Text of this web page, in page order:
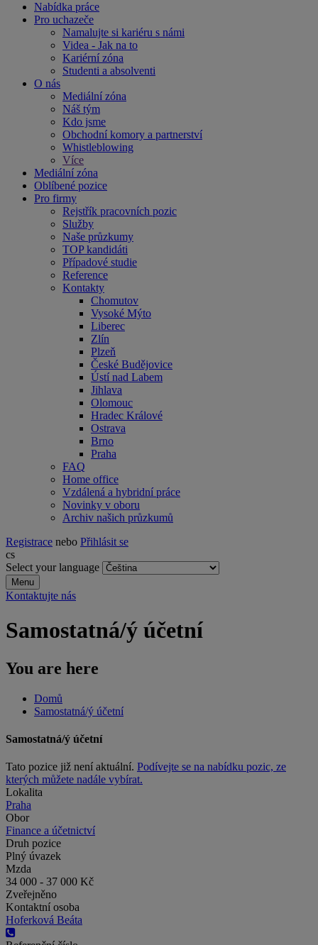
Nabídka práce
Pro uchazeče
Namalujte si kariéru s námi
Videa - Jak na to
Kariérní zóna
Studenti a absolventi
O nás
Mediální zóna
Náš tým
Kdo jsme
Obchodní komory a partnerství
Whistleblowing
Více
Mediální zóna
Oblíbené pozice
Pro firmy
Rejstřík pracovních pozic
Služby
Naše průzkumy
TOP kandidáti
Případové studie
Reference
Kontakty
Chomutov
Vysoké Mýto
Liberec
Zlín
Plzeň
České Budějovice
Ústí nad Labem
Jihlava
Olomouc
Hradec Králové
Ostrava
Brno
Praha
FAQ
Home office
Vzdálená a hybridní práce
Novinky v oboru
Archiv našich průzkumů
Registrace nebo Přihlásit se
cs
Select your language
Menu
Kontaktujte nás
Samostatná/ý účetní
You are here
Domů
Samostatná/ý účetní
Samostatná/ý účetní
Tato pozice již není aktuální. Podívejte se na nabídku pozic, ze
kterých můžete nadále vybírat.
Lokalita
Praha
Obor
Finance a účetnictví
Druh pozice
Plný úvazek
Mzda
34 000 - 37 000 Kč
Zveřejněno
Kontaktní osoba
Hoferková Beáta